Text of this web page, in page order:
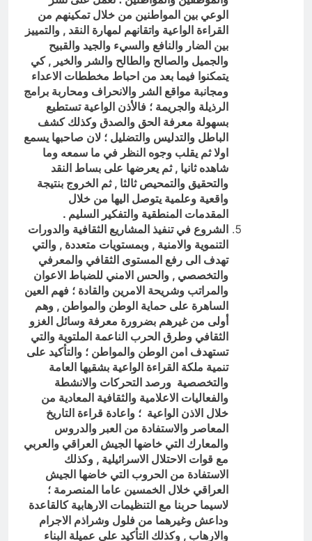
الوعي بين المواطنين من خلال تمكينهم من
القراءة الواعية واتقانهم لمهارة النقد , والتمييز
بين الضار والنافع والسيء والجيد والقبيح
والجميل والصالح والطالح والشر والخير , كي
يتمكنوا فيما بعد من احباط مخططات الاعداء
ومجانبة مواقع الشر والانحراف ومحاربة برامج
الرذيلة والجريمة ؛ فالأذن الواعية تستطيع
بسهولة معرفة الحق والصدق وكذلك كشف
الباطل والتدليس والتضليل ؛ لان صاحبها يسمع
اولا ثم يقلب وجوه النظر في ما سمعه وما
شاهده ثانيا , ثم يعرضها على بساط النقد
والتحقيق والتمحيص ثالثا , ثم الخروج بنتيجة
واقعية وعلمية يتوصل اليها من خلال
المقدمات المنطقية والتفكير السليم .
الشروع في تنفيذ المشاريع الثقافية والدورات
التنموية والامنية , وبمستويات متعددة , والتي
تهدف الى رفع المستوى الثقافي والمعرفي
والتخصصي , والحس الامني للضباط الاعوان
والمراتب وشريحة الامرين والقادة ؛ فهم العين
الساهرة على حماية الوطن والمواطن , وهم
أولى من غيرهم بضرورة معرفة وسائل الغزو
الثقافي وطرق الحرب الناعمة الملتوية والتي
تستهدف امن الوطن والمواطن ؛ والتأكيد على
تنمية ملكة القراءة الواعية بشقيها العامة
والتخصصية ورصد التحركات والانشطة
والفعاليات الاعلامية والثقافية المعادية من
خلال الاذن الواعية ؛ واعادة قراءة التاريخ
المعاصر والاستفادة من العبر والدروس
والمعارك التي خاضها الجيش العراقي والعربي
مع قوات الاحتلال الاسرائيلية , وكذلك
الاستفادة من الحروب التي خاضها الجيش
العراقي خلال الخمسين عاما المنصرمة ؛
لاسيما حربنا مع التنظيمات الارهابية كالقاعدة
وداعش وغيرهما من فلول وشراذم الاجرام
والارهاب , وكذلك التأكيد على عميلة البناء